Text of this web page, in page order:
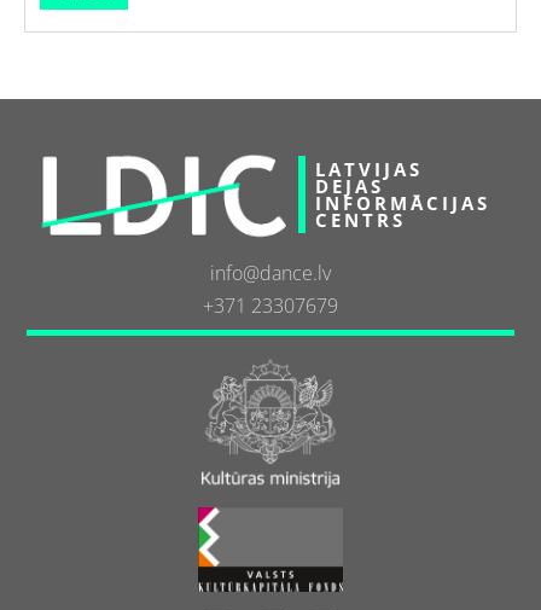
LATVIJAS
DEJAS
INFORMĀCIJAS
CENTRS
info@dance.lv
+371 23307679